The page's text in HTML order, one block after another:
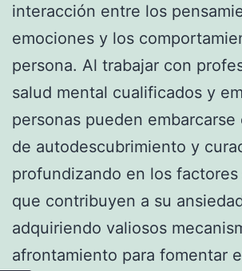
interacción entre los
emociones y los
persona. Al trabajar con
salud mental cualificados y
personas pueden embarcarse
de autodescubrimiento y
profundizando en los
que contribuyen a su
adquiriendo valiosos
afrontamiento para fomentar